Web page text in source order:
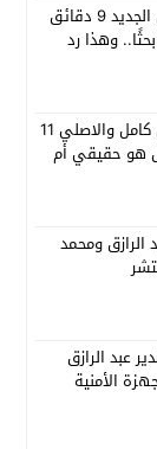
فيديو هدير عبد الرازق الجديد 9 دقائق
وهذا رد
فيديو هدير عبد الرازق كامل والاصلي 11
هو حقيقي أم
الرازق ومحمد
عبد الرازق
الأمنية